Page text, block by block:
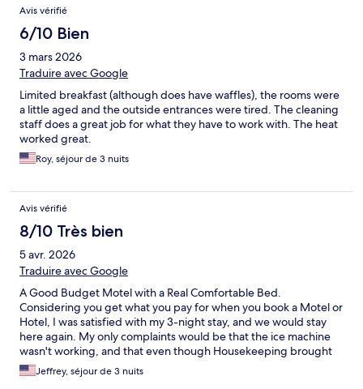
Avis vérifié
6/10 Bien
3 mars 2026
Traduire avec Google
Limited breakfast (although does have waffles), the rooms were
a little aged and the outside entrances were tired. The cleaning
staff does a great job for what they have to work with. The heat
worked great.
Roy, séjour de 3 nuits
Avis vérifié
8/10 Très bien
5 avr. 2026
Traduire avec Google
A Good Budget Motel with a Real Comfortable Bed.
Considering you get what you pay for when you book a Motel or
Hotel, I was satisfied with my 3-night stay, and we would stay
here again. My only complaints would be that the ice machine
wasn't working, and that even though Housekeeping brought
us fresh towels each day without us even asking for them, they
failed to notice that the Conditioner Despenser in the shower
Jeffrey, séjour de 3 nuits